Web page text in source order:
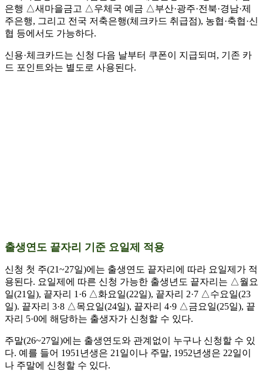
은행 △새마을금고 △우체국 예금 △부산·광주·전북·경남·제
주은행, 그리고 전국 저축은행(체크카드 취급점), 농협·축협·신
협 등에서도 가능하다.
신용·체크카드는 신청 다음 날부터 쿠폰이 지급되며, 기존 카
드 포인트와는 별도로 사용된다.
출생연도 끝자리 기준 요일제 적용
신청 첫 주(21~27일)에는 출생연도 끝자리에 따라 요일제가 적
용된다. 요일제에 따른 신청 가능한 출생년도 끝자리는 △월요
일(21일), 끝자리 1·6 △화요일(22일), 끝자리 2·7 △수요일(23
일). 끝자리 3·8 △목요일(24일), 끝자리 4·9 △금요일(25일), 끝
자리 5·0에 해당하는 출생자가 신청할 수 있다.
주말(26~27일)에는 출생연도와 관계없이 누구나 신청할 수 있
다. 예를 들어 1951년생은 21일이나 주말, 1952년생은 22일이
나 주말에 신청할 수 있다.